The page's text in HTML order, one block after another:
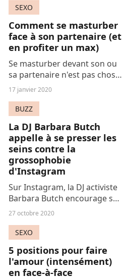
son pied en se caressant
autrement.
SEXO
Comment se masturber
face à son partenaire (et
en profiter un max)
Se masturber devant son ou
sa partenaire n'est pas chose
facile dans une société où la
masturbation féminine reste
encore largement taboue.
Nos conseils pour s'y essayer
tout en douceur.
17 janvier 2020
BUZZ
La DJ Barbara Butch
appelle à se presser les
seins contre la
grossophobie
d'Instagram
Sur Instagram, la DJ activiste
Barbara Butch encourage ses
abonnées à poser seins nus
pour protester contre la
grossophobie du réseau
social - et vérifier...
27 octobre 2020
SEXO
5 positions pour faire
l'amour (intensément)
en face-à-face